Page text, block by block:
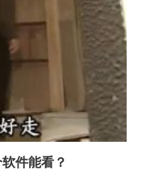
件能看？